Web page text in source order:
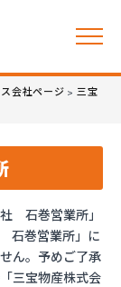
会社ページ > 三宝
石巻営業所」
石巻営業所」に
ん。予めご了承
三宝物産株式会